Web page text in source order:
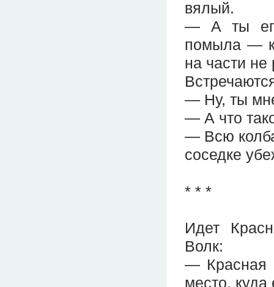
вялый.
— А ты
помыла —
на части не
— Ну, ты
— А что
— Всю
соседке
* * *
Идет
Волк:
— Красная
место,